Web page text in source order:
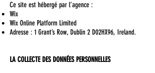
Ce site est hébergé par l’agence :
Wix
Wix Online Platform Limited
Adresse : 1 Grant’s Row, Dublin 2 D02HX96, Ireland.
LA COLLECTE DES DONNÉES PERSONNELLES